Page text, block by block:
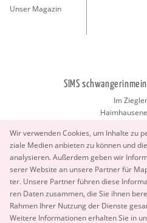
Wir ver­wen­den Coo­kies, um In­hal­te zu
zia­le Me­di­en an­bie­ten zu kön­nen und
ana­ly­sie­ren. Au­ßer­dem geben wir
se­rer Web­site an un­se­re Part­ner für
ter. Un­se­re Part­ner füh­ren diese
ren Daten zu­sam­men, die Sie ihnen
Rah­men Ihrer Nut­zung der Diens­te
Wei­te­re In­for­ma­tio­nen er­hal­ten Sie in
Unser Magazin
SIMS
Im
Copyright 2026 © SIMS